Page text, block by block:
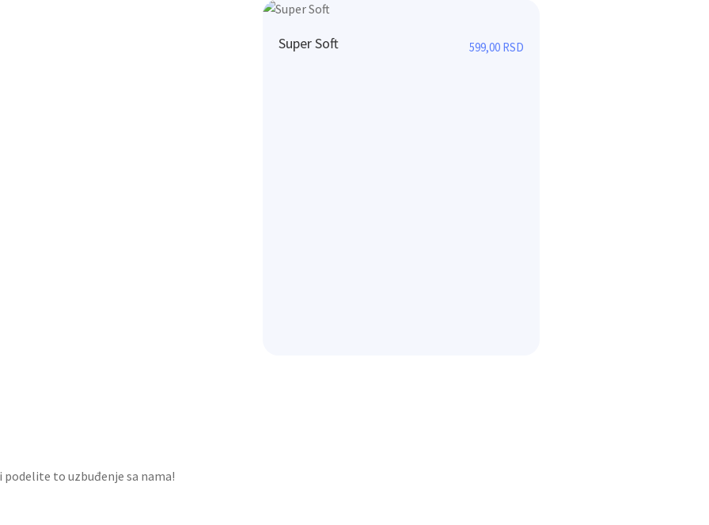
Super Soft 599,00 RSD
to uzbuđenje sa nama!